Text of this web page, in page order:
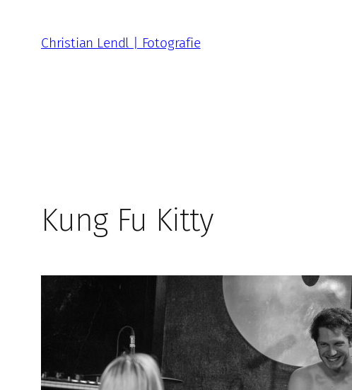
springen
Christian Lendl | Fotografie
Kung Fu Kitty